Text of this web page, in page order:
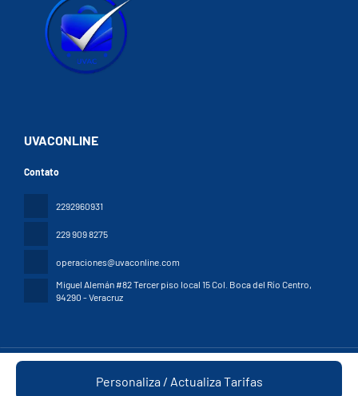
Personaliza / Actualiza Tarifas
UVACONLINE
Contato
2292960931
229 909 8275
operaciones@uvaconline.com
Miguel Alemán #82 Tercer piso local 15 Col. Boca del Río Centro,
94290 - Veracruz
Todos os direitos reservados UVAC © 2026 Términos y Condiciones